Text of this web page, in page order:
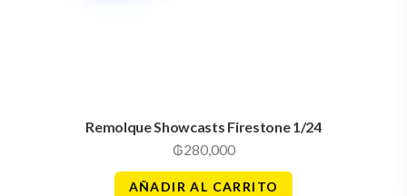
Remolque Showcasts Firestone 1/24
₲280,000
AÑADIR AL CARRITO